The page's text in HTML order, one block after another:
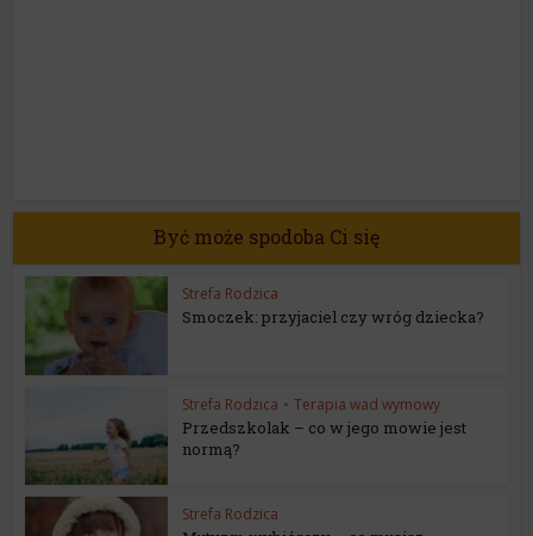
Być może spodoba Ci się
Strefa Rodzica
Smoczek: przyjaciel czy wróg dziecka?
Strefa Rodzica • Terapia wad wymowy
Przedszkolak – co w jego mowie jest
normą?
Strefa Rodzica